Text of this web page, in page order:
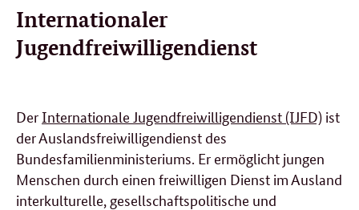
Internationaler
Jugendfreiwilligendienst
DerInternationale Jugendfreiwilligendienst (IJFD) ist
der Auslandsfreiwilligendienst des
Bundesfamilienministeriums. Er ermöglicht jungen
Menschen durch einen freiwilligen Dienst im Ausland
interkulturelle, gesellschaftspolitische und